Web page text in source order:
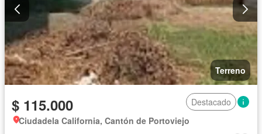
Terreno
$ 115.000
Destacado
Ciudadela California, Cantón de Portoviejo